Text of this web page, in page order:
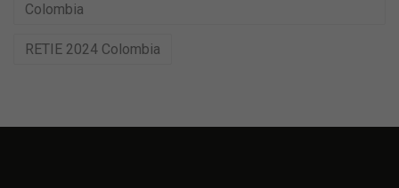
Colombia
RETIE 2024 Colombia